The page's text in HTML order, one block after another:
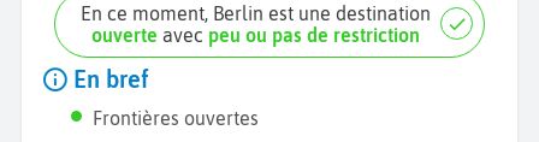
En ce moment, Berlin est une destination
ouverte avec peu ou pas de restriction
En bref
Frontières ouvertes